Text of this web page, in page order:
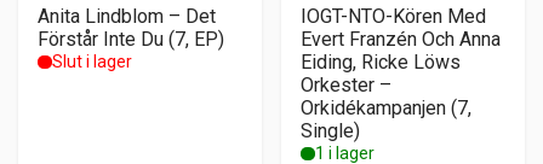
Anita Lindblom – Det
Förstår Inte Du (7, EP)
Slut i lager
IOGT-NTO-Kören Med
Evert Franzén Och Anna
Eiding, Ricke Löws
Orkester –
Orkidékampanjen (7,
Single)
1 i lager